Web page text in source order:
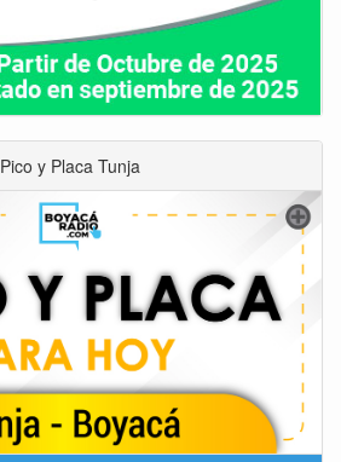
Pico y Placa Tunja